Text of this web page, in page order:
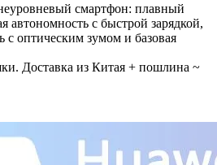
смартфон: плавный
автономность с быстрой зарядкой,
оптическим зумом и базовая
Доставка из Китая + пошлина ~